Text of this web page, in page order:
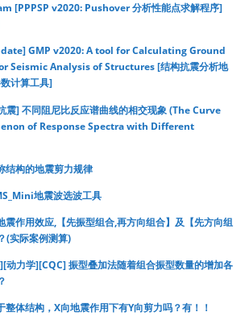
[PPPSP v2020: Pushover 分析性能点求解程序]
GMP v2020: A tool for Calculating Ground
Seismic Analysis of Structures [结构抗震分析地
计算工具]
震] 不同阻尼比反应谱曲线的相交现象 (The Curve
of Response Spectra with Different
结构的地震剪力规律
地震波选波工具
震作用效应,【先振型组合,再方向组合】及【先方向组
(实际案例测算)
动力学][CQC] 振型叠加法随着组合振型数量的增加各
体结构，X向地震作用下有Y向剪力吗？有！！